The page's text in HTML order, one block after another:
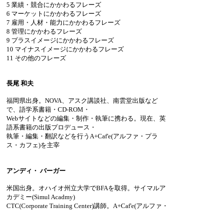
5 業績・競合にかかわるフレーズ
6 マーケットにかかわるフレーズ
7 雇用・人材・能力にかかわるフレーズ
8 管理にかかわるフレーズ
9 プラスイメージにかかわるフレーズ
10 マイナスイメージにかかわるフレーズ
11 その他のフレーズ
長尾 和夫
福岡県出身。NOVA、アスク講談社、南雲堂出版など
で、語学系書籍・CD‐ROM・
Webサイトなどの編集・制作・執筆に携わる。現在、英
語系書籍の出版プロデュース・
執筆・編集・翻訳などを行うA+Caf'e(アルファ・プラ
ス・カフェ)を主宰
アンディ・ バーガー
米国出身。オハイオ州立大学でBFAを取得。サイマルア
カデミー(Simul Acadmy)
CTC(Corporate Training Center)講師。A+Caf'e(アルファ・